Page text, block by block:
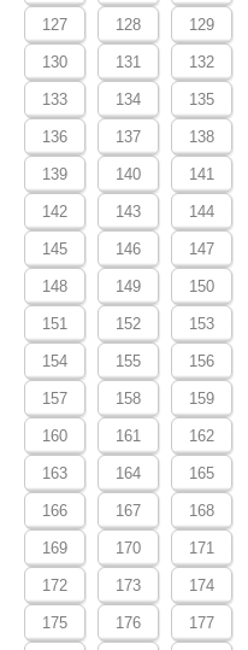
127 128 129
130 131 132
133 134 135
136 137 138
139 140 141
142 143 144
145 146 147
148 149 150
151 152 153
154 155 156
157 158 159
160 161 162
163 164 165
166 167 168
169 170 171
172 173 174
175 176 177